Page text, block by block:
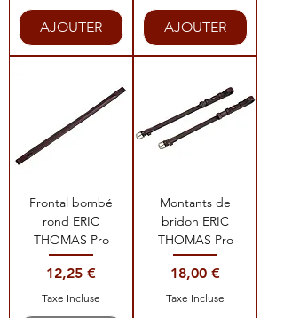
AJOUTER AJOUTER
Frontal bombé
rond ERIC
THOMAS Pro
Prix
12,25 €
Taxe Incluse
Montants de
bridon ERIC
THOMAS Pro
Prix
18,00 €
Taxe Incluse